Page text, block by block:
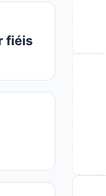
fiéis